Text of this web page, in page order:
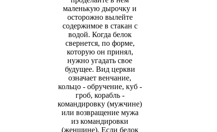
маленькую дырочку и
осторожно вылейте
содержимое в стакан с
водой. Когда белок
свернется, по форме,
которую он принял,
нужно угадать свое
будущее. Вид церкви
означает венчание,
кольцо - обручение, куб -
гроб, корабль -
командировку (мужчине)
или возвращение мужа
из командировки
(женщине). Если белок